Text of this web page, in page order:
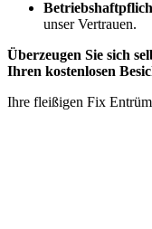
unser Vertrauen.
Überzeugen Sie sich
Ihren kostenlosen
Ihre fleißigen Fix